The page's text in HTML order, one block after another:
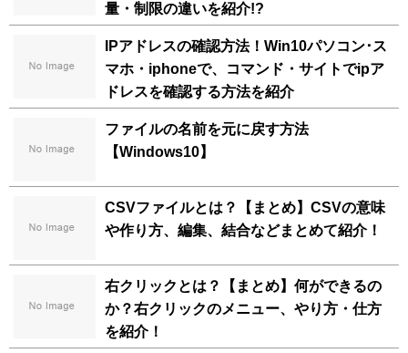
量・制限の違いを紹介!?
IPアドレスの確認方法！Win10パソコン･ス
マホ・iphoneで、コマンド・サイトでipア
ドレスを確認する方法を紹介
ファイルの名前を元に戻す方法
【Windows10】
CSVファイルとは？【まとめ】CSVの意味
や作り方、編集、結合などまとめて紹介！
右クリックとは？【まとめ】何ができるの
か？右クリックのメニュー、やり方・仕方
を紹介！